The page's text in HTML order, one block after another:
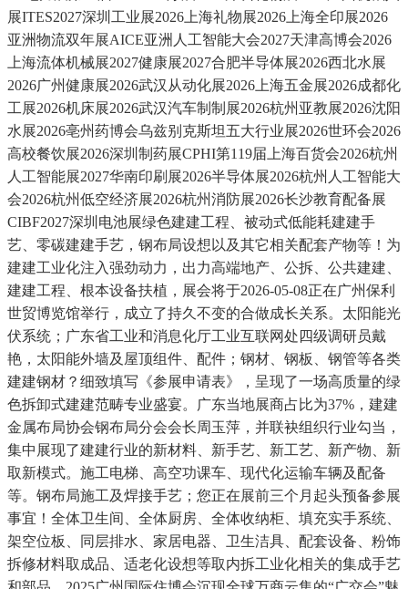
展ITES2027深圳工业展2026上海礼物展2026上海全印展2026
亚洲物流双年展AICE亚洲人工智能大会2027天津高博会2026
上海流体机械展2027健康展2027合肥半导体展2026西北水展
2026广州健康展2026武汉从动化展2026上海五金展2026成都化
工展2026机床展2026武汉汽车制制展2026杭州亚教展2026沈阳
水展2026亳州药博会乌兹别克斯坦五大行业展2026世环会2026
高校餐饮展2026深圳制药展CPHI第119届上海百货会2026杭州
人工智能展2027华南印刷展2026半导体展2026杭州人工智能大
会2026杭州低空经济展2026杭州消防展2026长沙教育配备展
CIBF2027深圳电池展绿色建建工程、被动式低能耗建建手
艺、零碳建建手艺，钢布局设想以及其它相关配套产物等！为
建建工业化注入强劲动力，出力高端地产、公拆、公共建建、
建建工程、根本设备扶植，展会将于2026-05-08正在广州保利
世贸博览馆举行，成立了持久不变的合做成长关系。太阳能光
伏系统；广东省工业和消息化厅工业互联网处四级调研员戴
艳，太阳能外墙及屋顶组件、配件；钢材、钢板、钢管等各类
建建钢材？细致填写《参展申请表》，呈现了一场高质量的绿
色拆卸式建建范畴专业盛宴。广东当地展商占比为37%，建建
金属布局协会钢布局分会会长周玉萍，并联袂组织行业勾当，
集中展现了建建行业的新材料、新手艺、新工艺、新产物、新
取新模式。施工电梯、高空功课车、现代化运输车辆及配备
等。钢布局施工及焊接手艺；您正在展前三个月起头预备参展
事宜！全体卫生间、全体厨房、全体收纳柜、填充实手系统、
架空位板、同层排水、家居电器、卫生洁具、配套设备、粉饰
拆修材料取成品、适老化设想等取内拆工业化相关的集成手艺